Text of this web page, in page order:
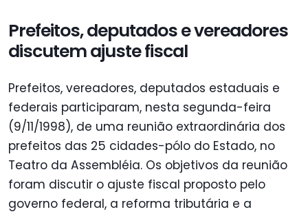
Prefeitos, deputados e vereadores
discutem ajuste fiscal
Prefeitos, vereadores, deputados estaduais e
federais participaram, nesta segunda-feira
(9/11/1998), de uma reunião extraordinária dos
prefeitos das 25 cidades-pólo do Estado, no
Teatro da Assembléia. Os objetivos da reunião
foram discutir o ajuste fiscal proposto pelo
governo federal, a reforma tributária e a